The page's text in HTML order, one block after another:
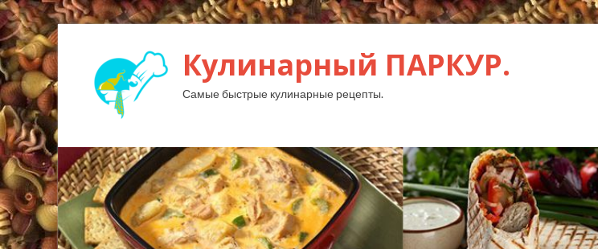
Кулинарный ПАРКУР.
Самые быстрые кулинарные рецепты.